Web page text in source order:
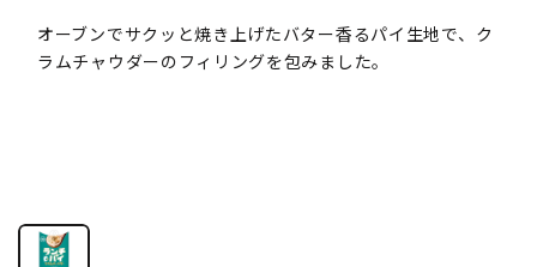
オーブンでサクッと焼き上げたバター香るパイ生地で、ク
ラムチャウダーのフィリングを包みました。